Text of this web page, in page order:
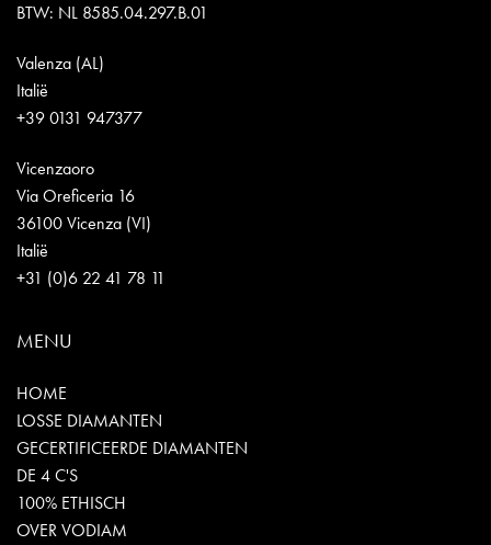
BTW: NL 8585.04.297.B.01
Valenza (AL)
Italië
+39 0131 947377
Vicenzaoro
Via Oreficeria 16
36100 Vicenza (VI)
Italië
+31 (0)6 22 41 78 11
MENU
HOME
LOSSE DIAMANTEN
GECERTIFICEERDE DIAMANTEN
DE 4 C'S
100% ETHISCH
OVER VODIAM